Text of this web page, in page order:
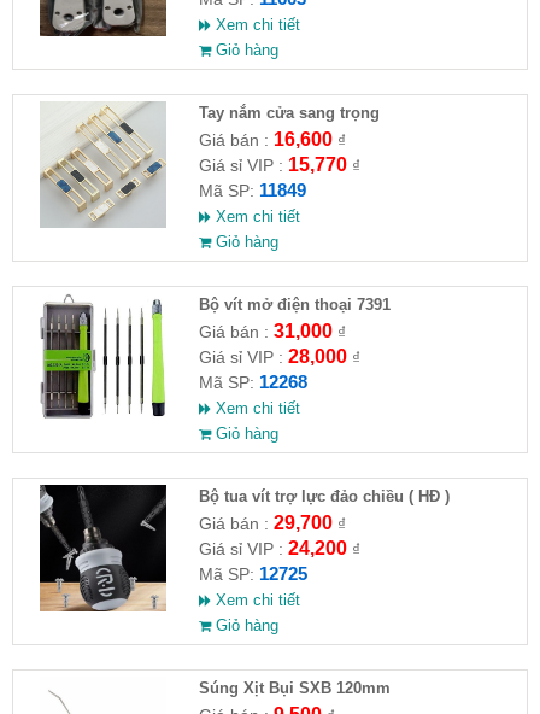
Xem chi tiết
Giỏ hàng
Tay nắm cửa sang trọng
Giá bán : 16,600₫
Giá sỉ VIP : 15,770₫
Mã SP: 11849
Xem chi tiết
Giỏ hàng
Bộ vít mở điện thoại 7391
Giá bán : 31,000₫
Giá sỉ VIP : 28,000₫
Mã SP: 12268
Xem chi tiết
Giỏ hàng
Bộ tua vít trợ lực đảo chiều ( HĐ )
Giá bán : 29,700₫
Giá sỉ VIP : 24,200₫
Mã SP: 12725
Xem chi tiết
Giỏ hàng
Súng Xịt Bụi SXB 120mm